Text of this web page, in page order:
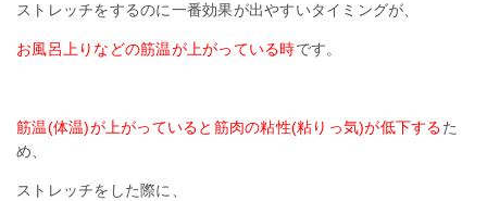
ストレッチをするのに一番効果が出やすいタイミングが、
お風呂上りなどの筋温が上がっている時です。
筋温(体温)が上がっていると筋肉の粘性(粘りっ気)が低下するた
め、
ストレッチをした際に、